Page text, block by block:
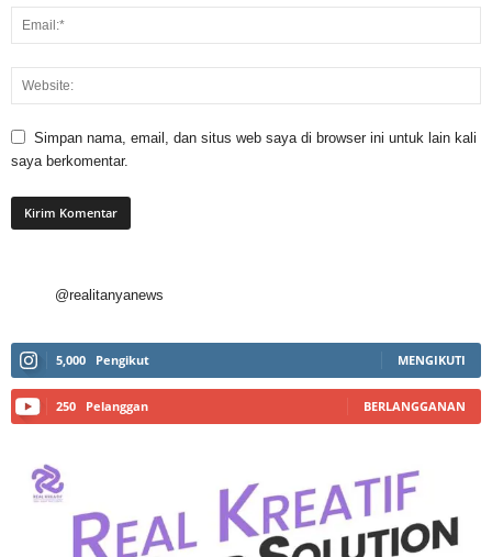
Simpan nama, email, dan situs web saya di browser ini untuk lain kali
saya berkomentar.
@realitanyanews
5,000 Pengikut MENGIKUTI
250 Pelanggan BERLANGGANAN